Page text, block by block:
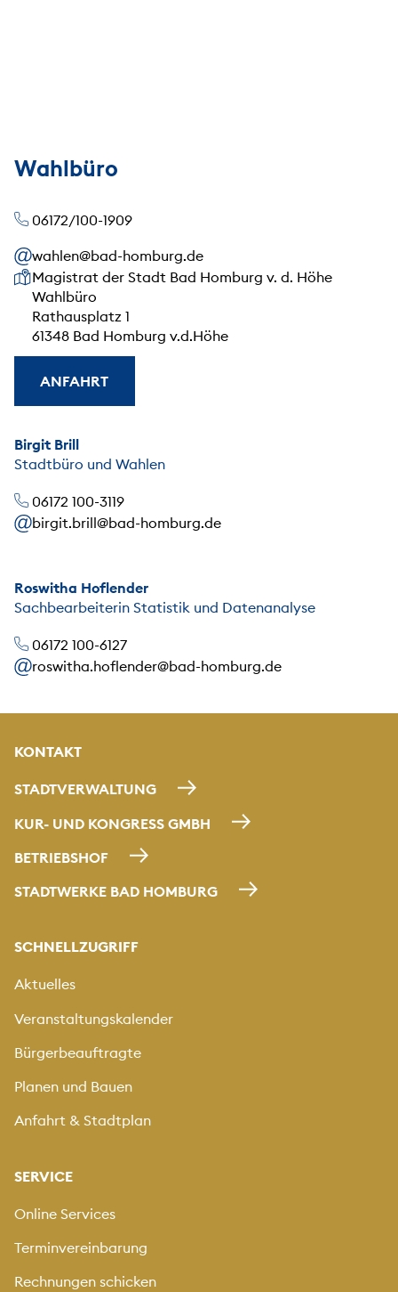
Wahlbüro
06172/100-1909
wahlen@bad-homburg.de
Unsere Anschrift
Magistrat der Stadt Bad Homburg v. d. Höhe
Wahlbüro
Rathausplatz 1
61348 Bad Homburg v.d.Höhe
ANFAHRT
Birgit Brill
Stadtbüro und Wahlen
06172 100-3119
birgit.brill@bad-homburg.de
Roswitha Hoflender
Sachbearbeiterin Statistik und Datenanalyse
06172 100-6127
roswitha.hoflender@bad-homburg.de
KONTAKT
STADTVERWALTUNG
KUR- UND KONGRESS GMBH
BETRIEBSHOF
STADTWERKE BAD HOMBURG
SCHNELLZUGRIFF
Aktuelles
Veranstaltungskalender
Bürgerbeauftragte
Planen und Bauen
Anfahrt & Stadtplan
SERVICE
Online Services
Terminvereinbarung
Rechnungen schicken